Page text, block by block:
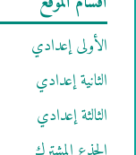
الأولى إعدادي
الثانية إعدادي
الثالثة إعدادي